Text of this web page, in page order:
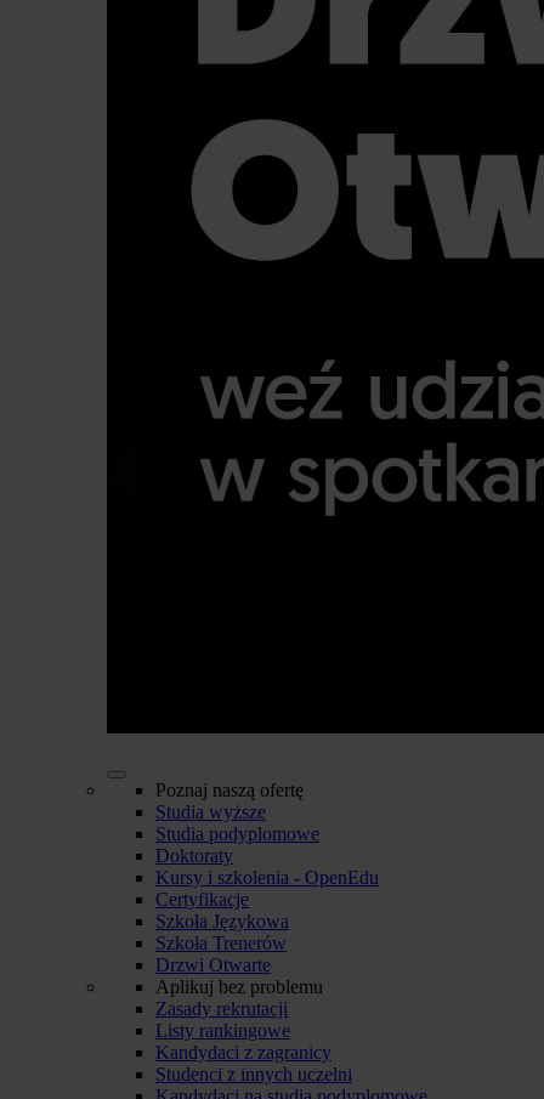
Poznaj naszą ofertę
Studia wyższe
Studia podyplomowe
Doktoraty
Kursy i szkolenia - OpenEdu
Certyfikacje
Szkoła Językowa
Szkoła Trenerów
Drzwi Otwarte
Aplikuj bez problemu
Zasady rekrutacji
Listy rankingowe
Kandydaci z zagranicy
Studenci z innych uczelni